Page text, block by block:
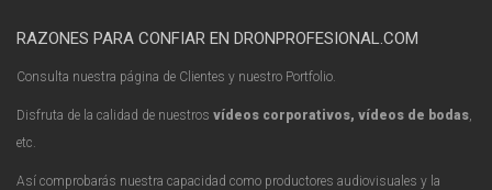
RAZONES PARA CONFIAR EN DRONPROFESIONAL.COM
Consulta nuestra página de Clientes y nuestro Portfolio.
Disfruta de la calidad de nuestros vídeos corporativos, vídeos de bodas
etc.
Así comprobarás nuestra capacidad como productores audiovisuales y la